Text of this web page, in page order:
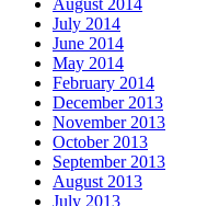
August 2014
July 2014
June 2014
May 2014
February 2014
December 2013
November 2013
October 2013
September 2013
August 2013
July 2013